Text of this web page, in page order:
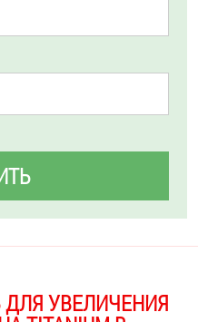
ДЛЯ УВЕЛИЧЕНИЯ